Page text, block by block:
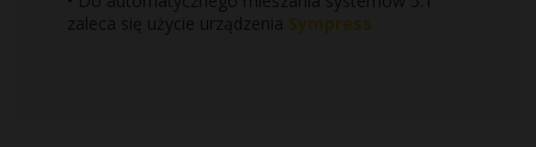
zaleca się użycie urządzenia Sympress